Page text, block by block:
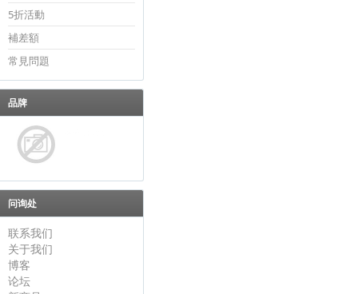
5折活動
補差額
常見問題
品牌
问询处
联系我们
关于我们
博客
论坛